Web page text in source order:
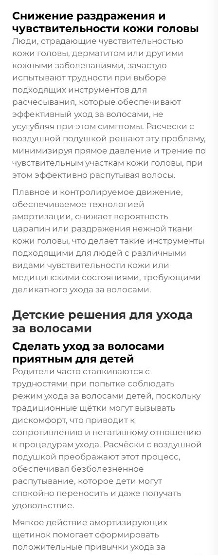
Снижение раздражения и
чувствительности кожи головы
Люди, страдающие чувствительностью
кожи головы, дерматитом или другими
кожными заболеваниями, зачастую
испытывают трудности при выборе
подходящих инструментов для
расчесывания, которые обеспечивают
эффективный уход за волосами, не
усугубляя при этом симптомы. Расчески с
воздушной подушкой решают эту проблему,
минимизируя прямое давление и трение по
чувствительным участкам кожи головы, при
этом эффективно распутывая волосы.
Плавное и контролируемое движение,
обеспечиваемое технологией
амортизации, снижает вероятность
царапин или раздражения нежной ткани
кожи головы, что делает такие инструменты
подходящими для людей с различными
видами чувствительности кожи или
медицинскими состояниями, требующими
деликатного ухода за волосами.
Детские решения для ухода
за волосами
Сделать уход за волосами
приятным для детей
Родители часто сталкиваются с
трудностями при попытке соблюдать
режим ухода за волосами детей, поскольку
традиционные щётки могут вызывать
дискомфорт, что приводит к
сопротивлению и негативному отношению
к процедурам ухода. Расчёски с воздушной
подушкой преображают этот процесс,
обеспечивая безболезненное
распутывание, которое дети могут
спокойно переносить и даже получать
удовольствие.
Мягкое действие амортизирующих
щетинок помогает сформировать
положительные привычки ухода за